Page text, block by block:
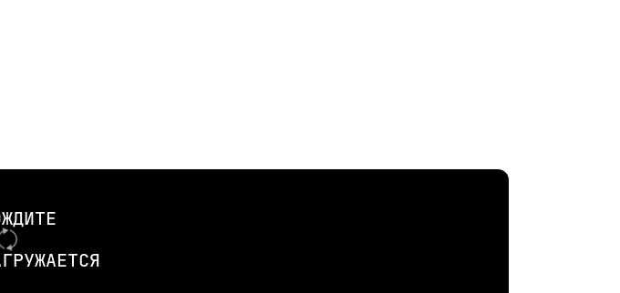
в наличии у дилеров и сколько они стоят
Benz GLC https://autoru.me/H9gKH —
— Подробный тест Lexus UX
6:03 – второй ряд сидений 7:27 – багажник